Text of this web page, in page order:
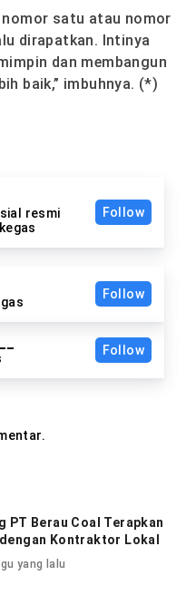
satu atau nomor
dirapatkan. Intinya
dan membangun
baik,” imbuhnya. (*)
resmi
Follow
Follow
Follow
PT Berau Coal Terapkan
Kontraktor Lokal
yang lalu